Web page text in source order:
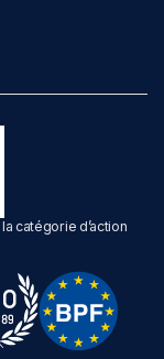
catégorie d’action